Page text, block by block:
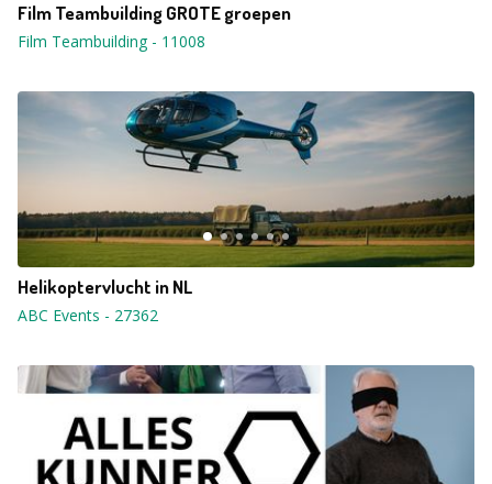
Film Teambuilding GROTE groepen
Film Teambuilding- 11008
Helikoptervlucht in NL
ABC Events - 27362